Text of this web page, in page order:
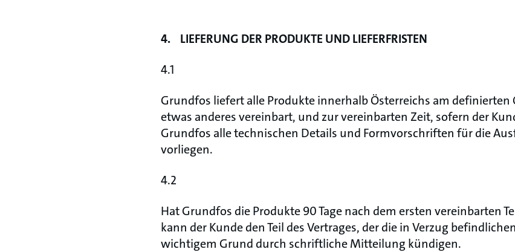
4. LIEFERUNG DER PRODUKTE UND LIEFERFRISTEN
4.1
Grundfos liefert alle Produkte innerhalb Österreichs am definierten
etwas anderes vereinbart, und zur vereinbarten Zeit, sofern der
Grundfos alle technischen Details und Formvorschriften für die
vorliegen.
4.2
Hat Grundfos die Produkte 90 Tage nach dem ersten vereinbarten
kann der Kunde den Teil des Vertrages, der die in Verzug
wichtigem Grund durch schriftliche Mitteilung kündigen.